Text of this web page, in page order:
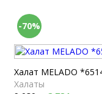
-70%
Халат MELADO
Халаты